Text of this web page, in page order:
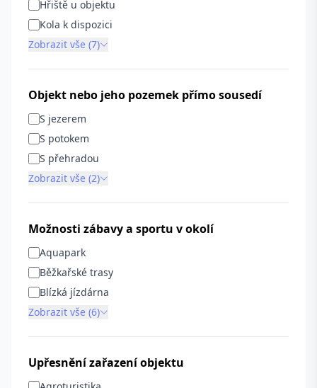
Hřiště u objektu
Kola k dispozici
Zobrazit vše (7)
Objekt nebo jeho pozemek přímo sousedí
S jezerem
S potokem
S přehradou
Zobrazit vše (2)
Možnosti zábavy a sportu v okolí
Aquapark
Běžkařské trasy
Blízká jízdárna
Zobrazit vše (6)
Upřesnění zařazení objektu